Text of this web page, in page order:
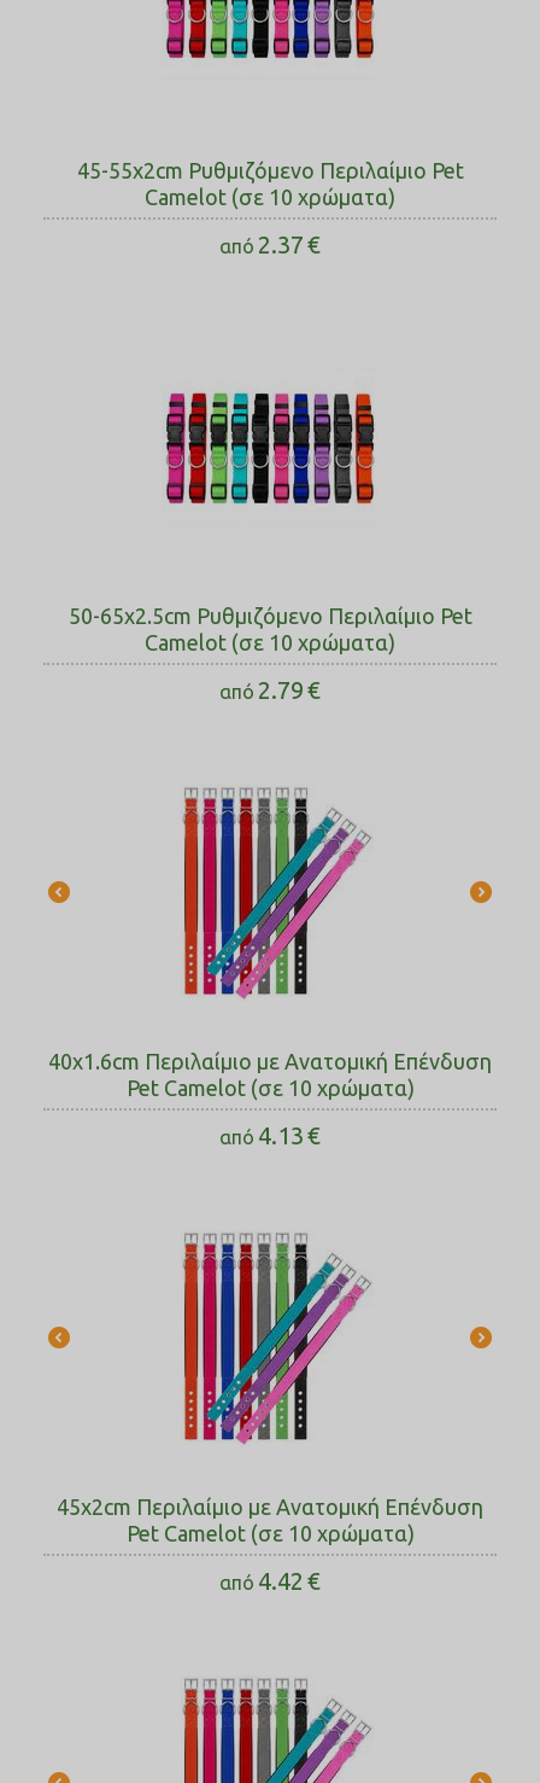
45-55x2cm Ρυθμιζόμενο Περιλαίμιο Pet
Camelot (σε 10 χρώματα)
από 2.37€
50-65x2.5cm Ρυθμιζόμενο Περιλαίμιο Pet
Camelot (σε 10 χρώματα)
από 2.79€
40x1.6cm Περιλαίμιο με Ανατομική Επένδυση
Pet Camelot (σε 10 χρώματα)
από 4.13€
45x2cm Περιλαίμιο με Ανατομική Επένδυση
Pet Camelot (σε 10 χρώματα)
από 4.42 €